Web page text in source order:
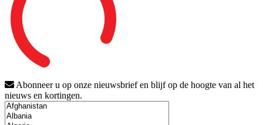
Abonneer u op onze nieuwsbrief en blijf op de hoogte van al het
nieuws en kortingen.